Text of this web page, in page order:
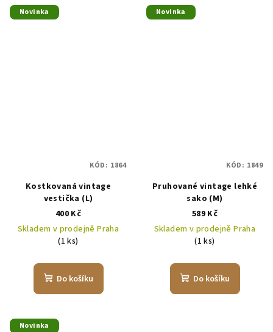
Novinka
Kostkovaná vintage
vestička (L)
400 Kč
Skladem v prodejně Praha
(1 ks)
Do košíku
KÓD: 1864
Novinka
Pruhované vintage lehké
sako (M)
589 Kč
Skladem v prodejně Praha
(1 ks)
Do košíku
KÓD: 1849
Novinka